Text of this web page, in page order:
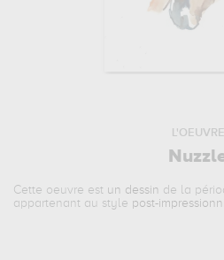
L'OEUVRE
Cette oeuvre est un dessin de la
appartenant au style post-